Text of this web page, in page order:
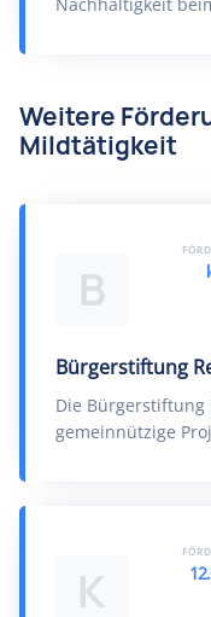
Weitere
Mildtätigkeit
B
Bürgerstiftung
Die Bürgerstiftung
gemeinnützige
K